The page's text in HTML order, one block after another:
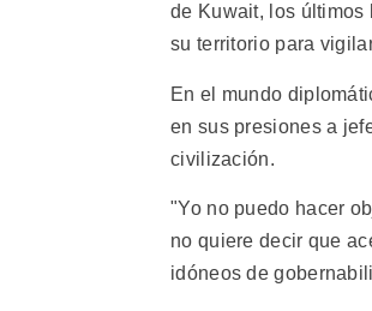
de Kuwait, los últimos
su territorio para
En el mundo
en sus presiones a
civilización.
"Yo no puedo hacer
no quiere decir que
idóneos de